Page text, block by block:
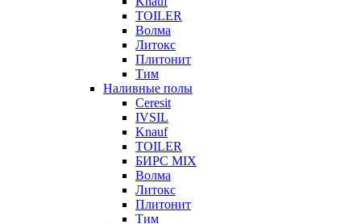
TOILER
Волма
Литокс
Плитонит
Тим
Наливные полы
Ceresit
IVSIL
Knauf
TOILER
БИРС MIX
Волма
Литокс
Плитонит
Тим